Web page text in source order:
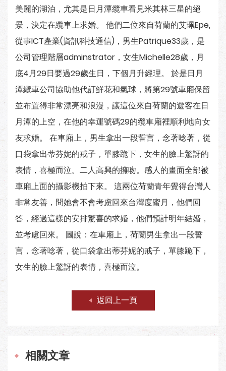
美麗的湖泊，尤其是日月潭纜車看見米其林三星的絕
景，決定在纜車上求婚。 他們二位來自荷蘭的艾珮Epe,
從事ICT產業(資訊科技通信)，男生Patrique33歲，是
公司管理階層adminstrator，女生Michelle28歲，月
底4月29日要過29歲生日，下個月升經理。 於是日月
潭纜車公司協助他代訂鮮花和氣球，將第29號車廂保留
並布置得非常漂亮和浪漫，讓這位來自荷蘭的遊客在日
月潭的上空，在他的幸運號碼29的纜車廂裡順利地向女
友求婚。 在車廂上，男生拿出一段誓言，念著唸著，從
口袋拿出蒂芬妮的戒子，單膝跪下，女生的臉上驚訝的
表情，喜極而泣。二人高興的擁吻。感人的畫面全部被
車廂上面的攝影機拍下來。 這兩位荷蘭青年覺得台灣人
非常友善，問她會不會考慮回來台灣度蜜月，他們回
答，經過這樣的安排驚喜的求婚，他們預計明年結婚，
並考慮回來。 圖說：在車廂上，荷蘭男生拿出一段誓
言，念著唸著，從口袋拿出蒂芬妮的戒子，單膝跪下，
女生的臉上驚訝的表情，喜極而泣。
返回上一頁
相關文章